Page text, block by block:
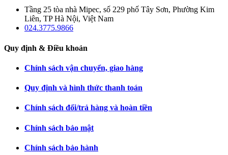
Tầng 25 tòa nhà Mipec, số 229 phố Tây Sơn, Phường Kim
Liên, TP Hà Nội, Việt Nam
024.3775.9866
Quy định & Điều khoản
Chính sách vận chuyển, giao hàng
Quy định và hình thức thanh toán
Chính sách đổi/trả hàng và hoàn tiền
Chính sách bảo mật
Chính sách bảo hành